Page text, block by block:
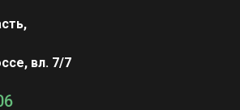
вл. 7/7